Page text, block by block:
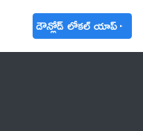
డౌన్లోడ్ లోకల్ యాప్